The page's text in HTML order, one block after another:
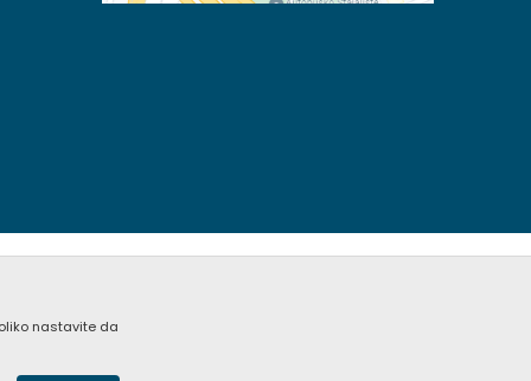
nastavite da